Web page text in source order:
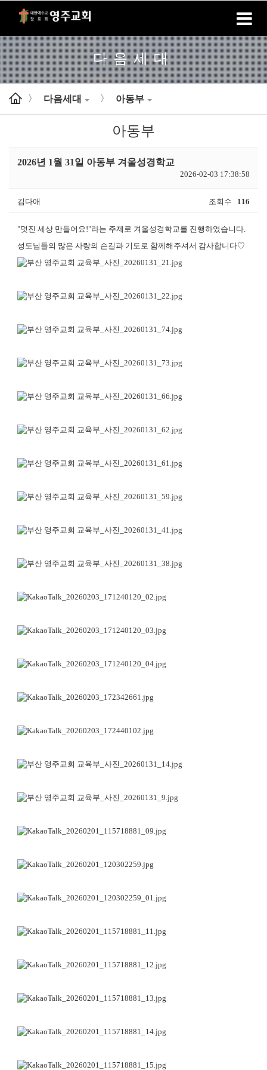
홈 로그인 회원가입
다음세대
> 다음세대 > 아동부
아동부
2026년 1월 31일 아동부 겨울성경학교
2026-02-03 17:38:58
김다애 조회수 116
"멋진 세상 만들어요!"라는 주제로 겨울성경학교를 진행하였습니다.
성도님들의 많은 사랑의 손길과 기도로 함께해주셔서 감사합니다♡